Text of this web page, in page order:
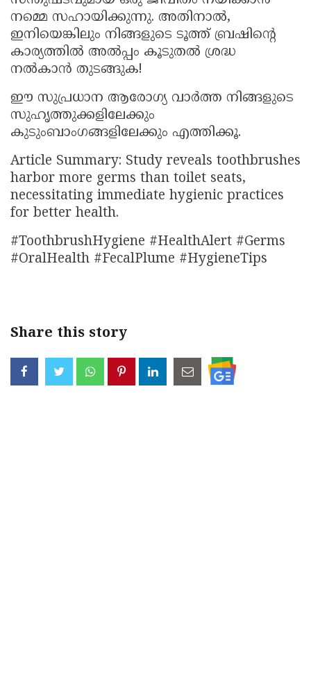
നമ്മെ സഹായിക്കുന്നു. അതിനാൽ,
ഇനിയെങ്കിലും നിങ്ങളുടെ ടൂത്ത് ബ്രഷിന്റെ
കാര്യത്തിൽ അൽപ്പം കൂടുതൽ ശ്രദ്ധ
നൽകാൻ തുടങ്ങുക!
ഈ സുപ്രധാന ആരോഗ്യ വാർത്ത നിങ്ങളുടെ
സുഹൃത്തുക്കളിലേക്കും
കുടുംബാംഗങ്ങളിലേക്കും എത്തിക്കൂ.
Article Summary: Study reveals toothbrushes
harbor more germs than toilet seats,
necessitating immediate hygienic practices
for better health.
#ToothbrushHygiene #HealthAlert #Germs
#OralHealth #FecalPlume #HygieneTips
Share this story